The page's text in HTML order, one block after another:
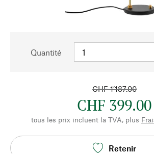
Quantité
CHF 1’187.00
CHF 399.00
tous les prix incluent la TVA, plus
Retenir